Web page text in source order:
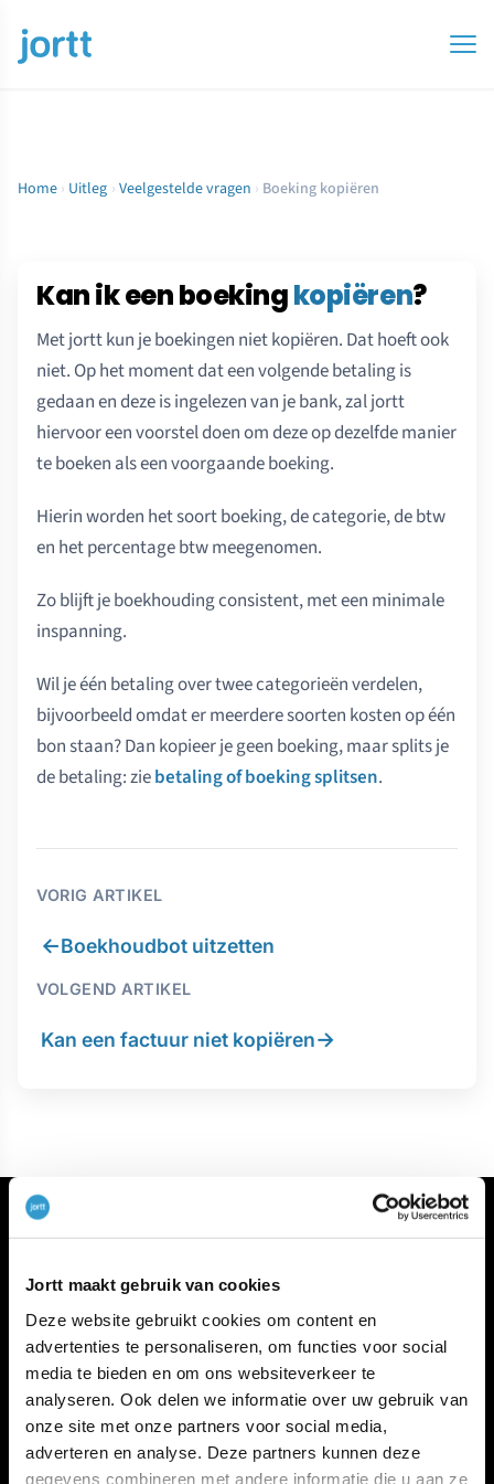
Jortt maakt gebruik van cookies
Deze website gebruikt cookies om content en
advertenties te personaliseren, om functies voor social
media te bieden en om ons websiteverkeer te
analyseren. Ook delen we informatie over uw gebruik van
onze site met onze partners voor social media,
adverteren en analyse. Deze partners kunnen deze
gegevens combineren met andere informatie die u aan ze
Home › Uitleg › Veelgestelde vragen › Boeking kopiëren
Kan ik een boekingkopiëren?
Met jortt kun je boekingen niet kopiëren. Dat hoeft ook
niet. Op het moment dat een volgende betaling is
gedaan en deze is ingelezen van je bank, zal jortt
hiervoor een voorstel doen om deze op dezelfde manier
te boeken als een voorgaande boeking.
Hierin worden het soort boeking, de categorie, de btw
en het percentage btw meegenomen.
Zo blijft je boekhouding consistent, met een minimale
inspanning.
Wil je één betaling over twee categorieën verdelen,
bijvoorbeeld omdat er meerdere soorten kosten op één
bon staan? Dan kopieer je geen boeking, maar splits je
de betaling: ziebetaling of boeking splitsen.
VORIG ARTIKEL
←Boekhoudbot uitzetten
VOLGEND ARTIKEL
Kan een factuur niet kopiëren→
Meer jortt
Inloggen bij jortt
Changelog
Gratis cursus boekhouden
jortt is privacyvriendelijk
Algemene voorwaarden